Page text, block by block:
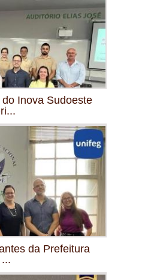
Inova Sudoeste
da Prefeitura